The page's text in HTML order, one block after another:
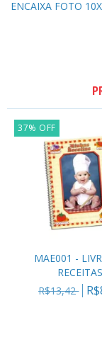
ENCAIXA FOTO
37% OFF
MAE001 -
RECEITAS
R$13,42